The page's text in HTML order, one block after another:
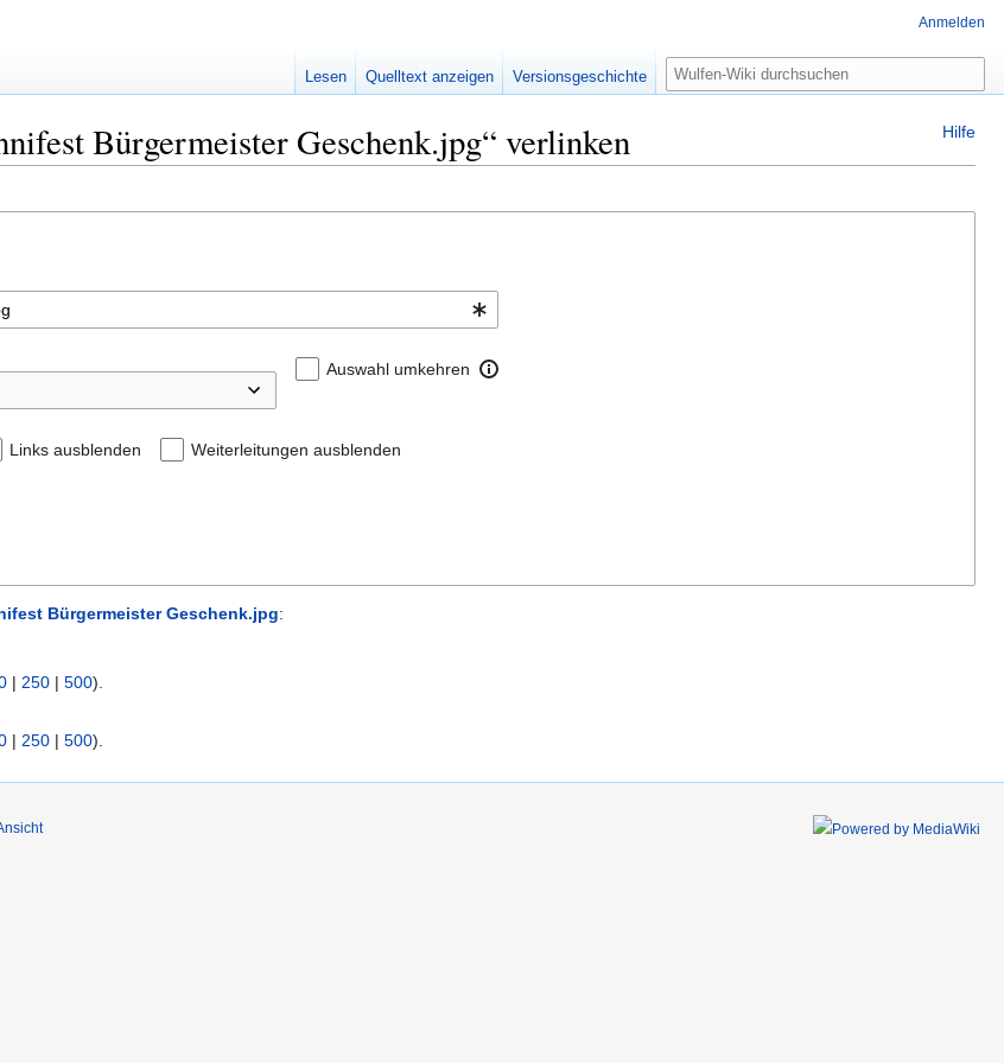
Hilfe
Bürgermeister Geschenk.jpg“ verlinken
Auswahl umkehren
Links ausblenden Weiterleitungen ausblenden
Bürgermeister Geschenk.jpg:
| 250 | 500).
| 250 | 500).
Anmelden
Lesen Quelltext anzeigen Versionsgeschichte
Suche